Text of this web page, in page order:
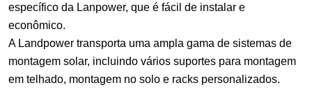
específico da Lanpower, que é fácil de instalar e
econômico.
A Landpower transporta uma ampla gama de sistemas de
montagem solar, incluindo vários suportes para montagem
em telhado, montagem no solo e racks personalizados.